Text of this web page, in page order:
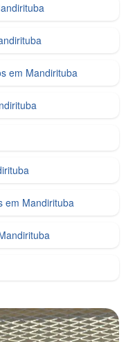
em Mandirituba
em Mandirituba